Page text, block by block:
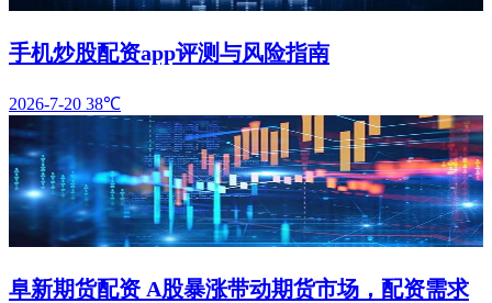
手机炒股配资app评测与风险指南
2026-7-20 38℃
阜新期货配资 A股暴涨带动期货市场，配资需求